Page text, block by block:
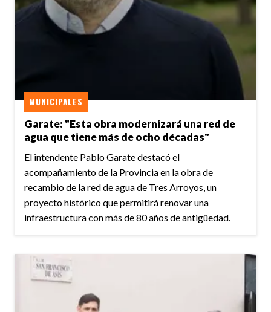
Garate: "Esta obra modernizará una red de
agua que tiene más de ocho décadas"
MUNICIPALES
El intendente Pablo Garate destacó el
acompañamiento de la Provincia en la obra de
recambio de la red de agua de Tres Arroyos, un
proyecto histórico que permitirá renovar una
infraestructura con más de 80 años de antigüedad.